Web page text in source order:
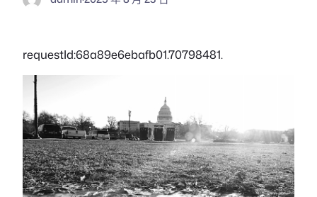
requestId:68a89e6ebafb01.70798481.